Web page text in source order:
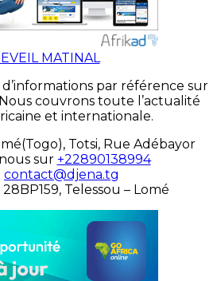
par référence sur
couvrons toute l’actualité
et internationale.
Totsi, Rue Adébayor
sur +22890138994
contact@djena.tg
Telessou – Lomé